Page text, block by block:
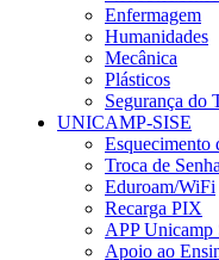
Enfermagem
Humanidades
Mecânica
Plásticos
Segurança do
UNICAMP-SISE
Esquecimento
Troca de Senha
Eduroam/WiFi
Recarga PIX
APP Unicamp
Apoio ao